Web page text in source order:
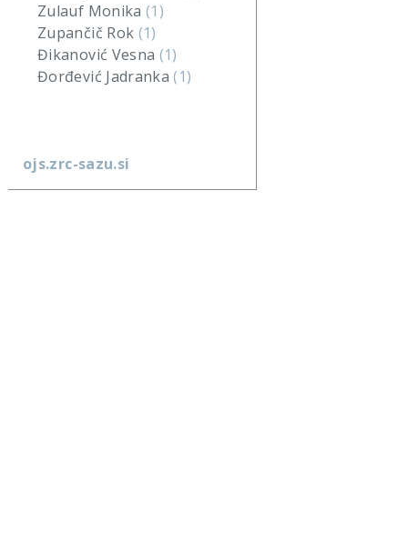
Zulauf Monika(1)
Zupančič Rok (1)
Đikanović Vesna (1)
Đorđević Jadranka(1)
ojs.zrc-sazu.si